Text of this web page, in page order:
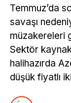
Temmuz’da
savaşı
müzakereleri
Sektör
halihazırda
düşük fiyatlı